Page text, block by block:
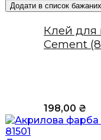
Додати в список бажаних
Клей для
Cement
198,00 ₴